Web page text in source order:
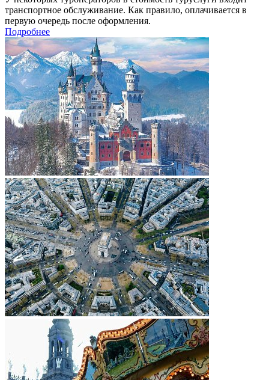
транспортное обслуживание. Как правило, оплачивается в
первую очередь после оформления.
Подробнее